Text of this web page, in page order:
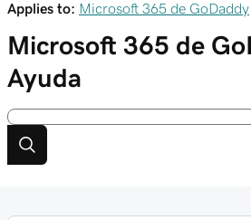
Applies to: Microsoft 365 de GoDaddy
Microsoft 365 de
Ayuda